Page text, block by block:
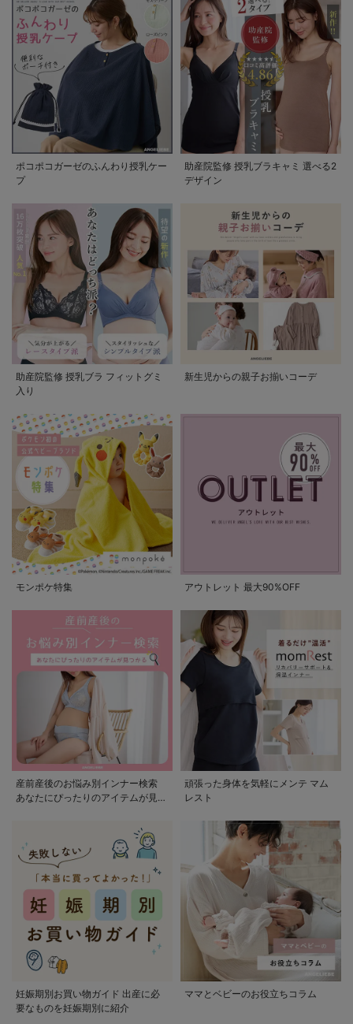
ポコポコガーゼのふんわり授乳ケー
プ
助産院監修 授乳ブラキャミ 選べる2
デザイン
助産院監修 授乳ブラ フィットグミ
入り
新生児からの親子お揃いコーデ
モンポケ特集 アウトレット 最大90%OFF
産前産後のお悩み別インナー検索
あなたにぴったりのアイテムが見つ
頑張った身体を気軽にメンテ マム
レスト
妊娠期別お買い物ガイド 出産に必
要なものを妊娠期別に紹介
ママとベビーのお役立ちコラム